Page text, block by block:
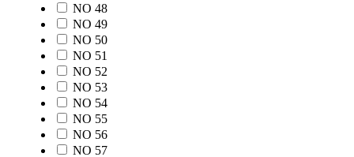
NO 48
NO 49
NO 50
NO 51
NO 52
NO 53
NO 54
NO 55
NO 56
NO 57